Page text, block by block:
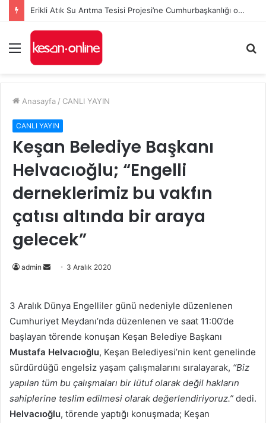
Erikli Atık Su Arıtma Tesisi Projesi’ne Cumhurbaşkanlığı onayı
Menü
...
Anasayfa / CANLI YAYIN
CANLI YAYIN
Keşan Belediye Başkanı
Helvacıoğlu; “Engelli
derneklerimiz bu vakfın
çatısı altında bir araya
gelecek”
admin
Bir
göndermek
3 Aralık 2020
3 Aralık Dünya Engelliler günü nedeniyle düzenlenen
Cumhuriyet Meydanı’nda düzenlenen ve saat 11:00’de
başlayan törende konuşan Keşan Belediye Başkanı
Mustafa Helvacıoğlu, Keşan Belediyesi’nin kent genelinde
sürdürdüğü engelsiz yaşam çalışmalarını sıralayarak, “Biz
yapılan tüm bu çalışmaları bir lütuf olarak değil hakların
sahiplerine teslim edilmesi olarak değerlendiriyoruz.” dedi.
Helvacıoğlu, törende yaptığı konuşmada; Keşan